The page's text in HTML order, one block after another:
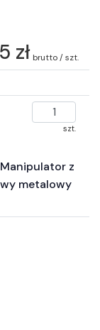
zł brutto / szt.
szt.
z
metalowy